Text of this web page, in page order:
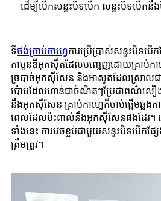
ដើម្បីបើកសន្ទះបិទបើក សន្ទះបិទបើកនឹ
ទីថង់គ្រាប់កាហ្វេការប្រើប្រាស់សន្ទះបិទបើ
កាបូនឌីអុកស៊ីតដែលបញ្ចេញដោយគ្រាប់កា
ច្របាច់អុកស៊ីសែន និងអាសូតដែលស្រាលជា
ប៉ោមដែលហាន់ជាចំណិតៗប្រែជាពណ៌លឿ
នឹងអុកស៊ីសែន គ្រាប់កាហ្វេក៏ចាប់ផ្តើមឆ្លងក
ពេលដែលប៉ះពាល់នឹងអុកស៊ីសែនផងដែរ។ ដ
ទាំងនេះ ការវេចខ្ចប់ជាមួយសន្ទះបិទបើកផ្
ត្រឹមត្រូវ។